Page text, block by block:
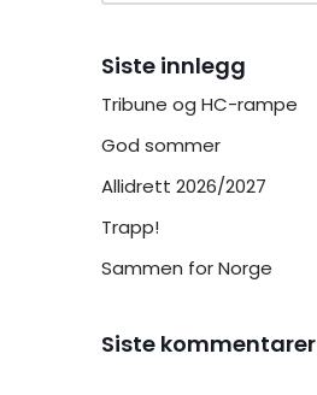
Siste innlegg
Tribune og HC-rampe
God sommer
Allidrett 2026/2027
Trapp!
Sammen for Norge
Siste kommentarer